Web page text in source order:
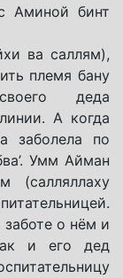
Аминой бинт
ва саллям),
племя бану
деда
А когда
заболела по
Умм Айман
(салляллаху
заботе о нём и
и его дед